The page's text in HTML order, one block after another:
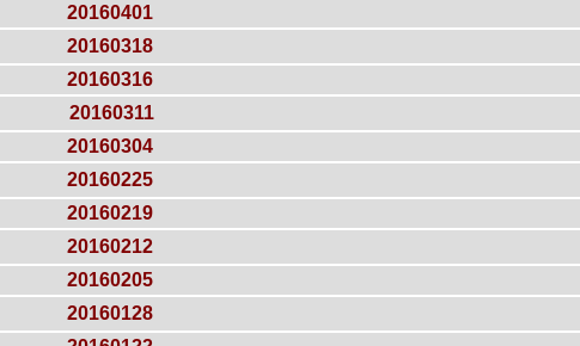
20160401
20160318
20160316
20160311
20160304
20160225
20160219
20160212
20160205
20160128